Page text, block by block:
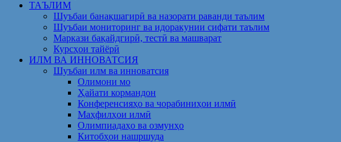
ТАЪЛИМ
Шуъбаи банақшагирӣ ва назорати раванди таълим
Шуъбаи мониторинг ва идоракунии сифати таълим
Маркази бақайдгирӣ, тестӣ ва машварат
Курсҳои тайёрӣ
ИЛМ ВА ИННОВАТСИЯ
Шуъбаи илм ва инноватсия
Олимони мо
Ҳайати кормандон
Конференсияҳо ва чорабиниҳои илмӣ
Маҳфилҳои илмӣ
Олимпиадаҳо ва озмунҳо
Китобҳои нашршуда